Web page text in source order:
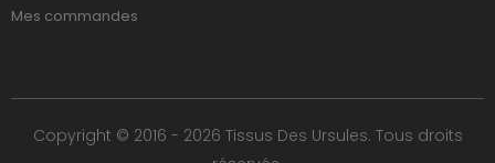
Mes commandes
Copyright © 2016 - 2026 Tissus Des Ursules. Tous droits